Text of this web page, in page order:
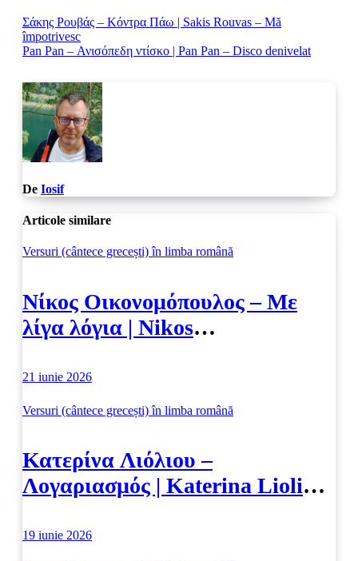
Navigare
în
Σάκης Ρουβάς – Κόντρα Πάω | Sakis Rouvas – Mă
împotrivesc
Pan Pan – Ανισόπεδη ντίσκο | Pan Pan – Disco denivelat
De Iosif
Articole similare
Versuri (cântece grecești) în limba română
Νίκος Οικονομόπουλος – Με
λίγα λόγια | Nikos
cuvinte
21 iunie 2026
Versuri (cântece grecești) în limba română
Κατερίνα Λιόλιου –
Λογαριασμός | Katerina Lioliou
19 iunie 2026